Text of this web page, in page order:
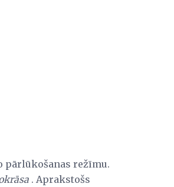
pārlūkošanas režīmu.
. Aprakstošs